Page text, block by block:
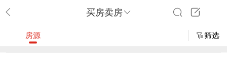
买房卖房
房源 筛选